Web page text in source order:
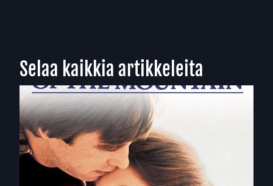
Selaa kaikkia artikkeleita